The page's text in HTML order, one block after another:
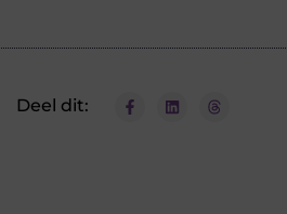
Deel dit: